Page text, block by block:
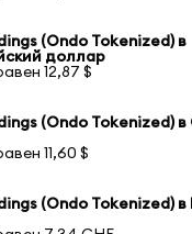
(Ondo Tokenized) в
доллар
12,87 $
(Ondo Tokenized)
11,60 $
(Ondo Tokenized)